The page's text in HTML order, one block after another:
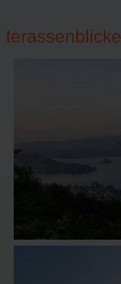
terassenblicke